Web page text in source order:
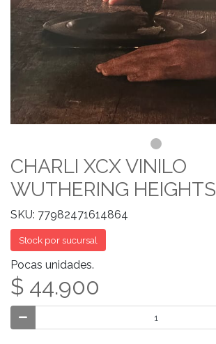
CHARLI XCX VINILO
WUTHERING HEIGHTS
SKU: 77982471614864
Stock por sucursal
Pocas unidades.
$ 44.900